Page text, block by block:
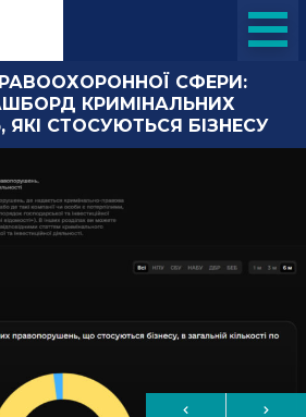
СФЕРИ:
КРИМІНАЛЬНИХ
СТОСУЮТЬСЯ БІЗНЕСУ